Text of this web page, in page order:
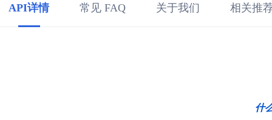
API详情 常见 FAQ 关于我们 相关推
什